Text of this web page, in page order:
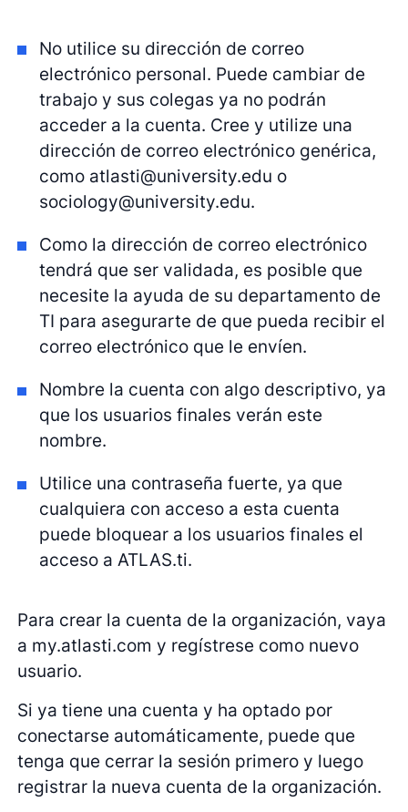
No utilice su dirección de correo
electrónico personal. Puede cambiar de
trabajo y sus colegas ya no podrán
acceder a la cuenta. Cree y utilize una
dirección de correo electrónico genérica,
como atlasti@university.edu o
sociology@university.edu.
Como la dirección de correo electrónico
tendrá que ser validada, es posible que
necesite la ayuda de su departamento de
TI para asegurarte de que pueda recibir el
correo electrónico que le envíen.
Nombre la cuenta con algo descriptivo, ya
que los usuarios finales verán este
nombre.
Utilice una contraseña fuerte, ya que
cualquiera con acceso a esta cuenta
puede bloquear a los usuarios finales el
acceso a ATLAS.ti.
Para crear la cuenta de la organización, vaya
a my.atlasti.com y regístrese como nuevo
usuario.
Si ya tiene una cuenta y ha optado por
conectarse automáticamente, puede que
tenga que cerrar la sesión primero y luego
registrar la nueva cuenta de la organización.